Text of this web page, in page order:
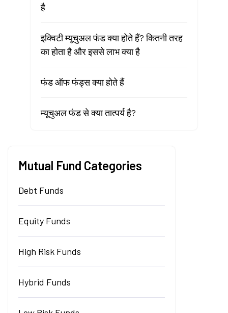
है
इक्विटी म्यूचुअल फंड क्या होते हैं? कितनी तरह
का होता है और इससे लाभ क्या है
फंड ऑफ फंड्स क्या होते हैं
म्यूचुअल फंड से क्या तात्पर्य है?
Mutual Fund Categories
Debt Funds
Equity Funds
High Risk Funds
Hybrid Funds